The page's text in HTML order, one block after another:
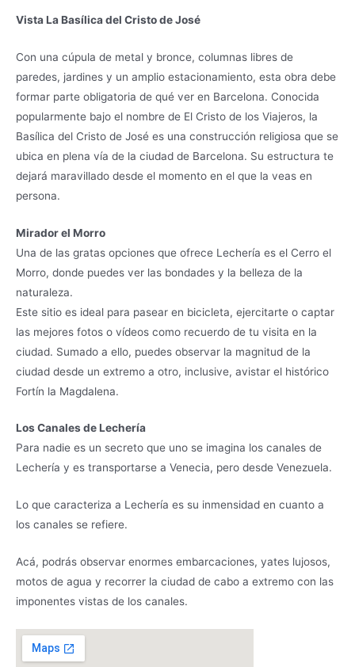
Vista La Basílica del Cristo de José
Con una cúpula de metal y bronce, columnas libres de
paredes, jardines y un amplio estacionamiento, esta obra debe
formar parte obligatoria de qué ver en Barcelona. Conocida
popularmente bajo el nombre de El Cristo de los Viajeros, la
Basílica del Cristo de José es una construcción religiosa que se
ubica en plena vía de la ciudad de Barcelona. Su estructura te
dejará maravillado desde el momento en el que la veas en
persona.
Mirador el Morro
Una de las gratas opciones que ofrece Lechería es el Cerro el
Morro, donde puedes ver las bondades y la belleza de la
naturaleza.
Este sitio es ideal para pasear en bicicleta, ejercitarte o captar
las mejores fotos o vídeos como recuerdo de tu visita en la
ciudad. Sumado a ello, puedes observar la magnitud de la
ciudad desde un extremo a otro, inclusive, avistar el histórico
Fortín la Magdalena.
Los Canales de Lechería
Para nadie es un secreto que uno se imagina los canales de
Lechería y es transportarse a Venecia, pero desde Venezuela.
Lo que caracteriza a Lechería es su inmensidad en cuanto a
los canales se refiere.
Acá, podrás observar enormes embarcaciones, yates lujosos,
motos de agua y recorrer la ciudad de cabo a extremo con las
imponentes vistas de los canales.